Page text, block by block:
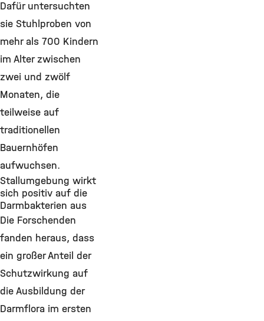
Dafür untersuchten
sie Stuhlproben von
mehr als 700 Kindern
im Alter zwischen
zwei und zwölf
Monaten, die
teilweise auf
traditionellen
Bauernhöfen
aufwuchsen.
Stallumgebung wirkt
sich positiv auf die
Darmbakterien aus
Die Forschenden
fanden heraus, dass
ein großer Anteil der
Schutzwirkung auf
die Ausbildung der
Darmflora im ersten